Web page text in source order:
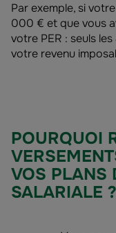
Par exemple, si
000 € et que vous
votre PER : seuls
votre revenu
POURQUOI
VOS PLANS
SALARIALE ?